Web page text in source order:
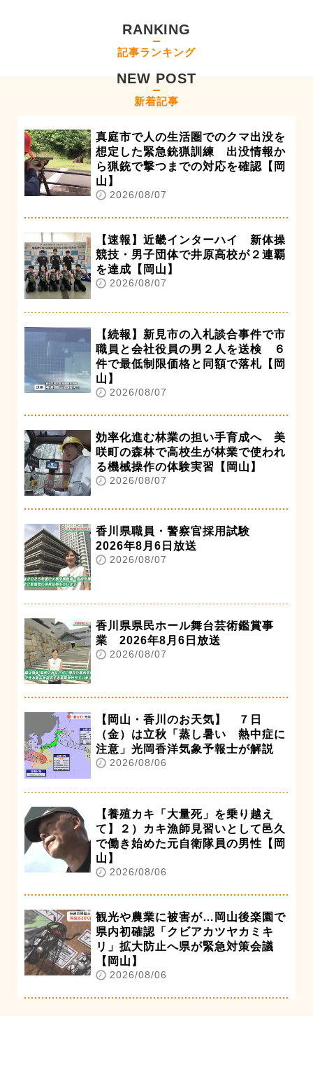
RANKING
記事ランキング
NEW POST
新着記事
真庭市で人の生活圏でのクマ出没を
想定した緊急銃猟訓練 出没情報か
ら猟銃で撃つまでの対応を確認【岡
山】
2026/08/07
【速報】近畿インターハイ 新体操
競技・男子団体で井原高校が２連覇
を達成【岡山】
2026/08/07
【続報】新見市の入札談合事件で市
職員と会社役員の男２人を送検 ６
件で最低制限価格と同額で落札【岡
山】
2026/08/07
効率化進む林業の担い手育成へ 美
咲町の森林で高校生が林業で使われ
る機械操作の体験実習【岡山】
2026/08/07
香川県職員・警察官採用試験
2026年8月6日放送
2026/08/07
香川県県民ホール舞台芸術鑑賞事
業 2026年8月6日放送
2026/08/07
【岡山・香川のお天気】 ７日
（金）は立秋「蒸し暑い 熱中症に
注意」光岡香洋気象予報士が解説
2026/08/06
【養殖カキ「大量死」を乗り越え
て】２）カキ漁師見習いとして邑久
で働き始めた元自衛隊員の男性【岡
山】
2026/08/06
観光や農業に被害が…岡山後楽園で
県内初確認「クビアカツヤカミキ
リ」拡大防止へ県が緊急対策会議
【岡山】
2026/08/06